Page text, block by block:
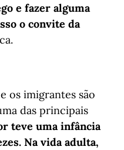
e fazer alguma
o convite da
os imigrantes são
das principais
teve uma infância
Na vida adulta,